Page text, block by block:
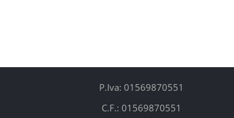
P.Iva: 01569870551
C.F.: 01569870551